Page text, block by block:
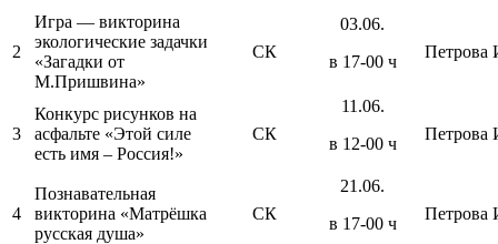
2
Игра — викторина
экологические задачки
«Загадки от
М.Пришвина»
СК
03.06.
в 17-00 ч
Петрова
3
Конкурс рисунков на
асфальте «Этой силе
есть имя – Россия!»
СК
11.06.
в 12-00 ч
Петрова
4
Познавательная
викторина «Матрёшка
русская душа»
СК
21.06.
в 17-00 ч
Петрова